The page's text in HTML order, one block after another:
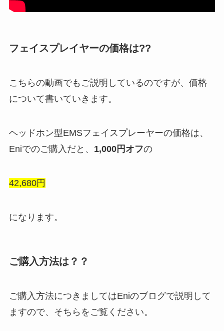
フェイスプレイヤーの価格は??
こちらの動画でもご説明しているのですが、価格
について書いていきます。
ヘッドホン型EMSフェイスプレーヤーの価格は、
Eniでのご購入だと、 1,000円オフの
42,680円
になります。
ご購入方法は？？
ご購入方法につきましてはEniのブログで説明して
ますので、そちらをご覧ください。